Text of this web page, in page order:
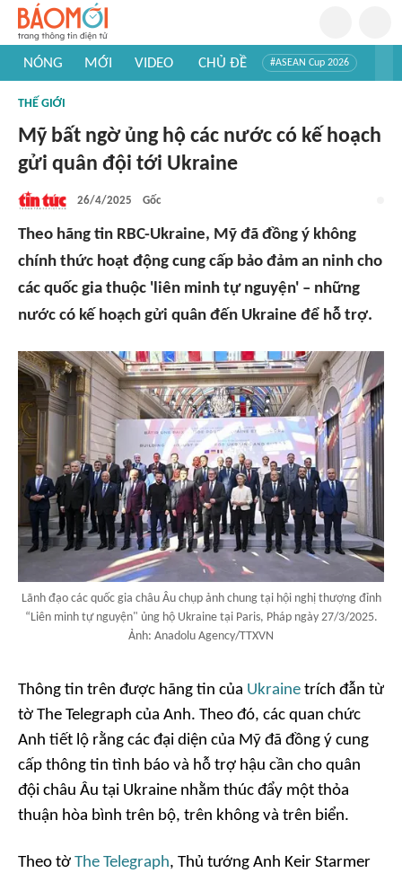
NÓNG MỚI VIDEO CHỦ ĐỀ #ASEAN Cup 2026
#Khám phá thế giới
THẾ GIỚI
Mỹ bất ngờ ủng hộ các nước có kế hoạch
gửi quân đội tới Ukraine
26/4/2025 Gốc
Theo hãng tin RBC-Ukraine, Mỹ đã đồng ý không
chính thức hoạt động cung cấp bảo đảm an ninh cho
các quốc gia thuộc 'liên minh tự nguyện' – những
nước có kế hoạch gửi quân đến Ukraine để hỗ trợ.
Lãnh đạo các quốc gia châu Âu chụp ảnh chung tại hội nghị thượng đỉnh
“Liên minh tự nguyện" ủng hộ Ukraine tại Paris, Pháp ngày 27/3/2025.
Ảnh: Anadolu Agency/TTXVN
Thông tin trên được hãng tin của Ukraine trích đẫn từ
tờ The Telegraph của Anh. Theo đó, các quan chức
Anh tiết lộ rằng các đại diện của Mỹ đã đồng ý cung
cấp thông tin tình báo và hỗ trợ hậu cần cho quân
đội châu Âu tại Ukraine nhằm thúc đẩy một thỏa
thuận hòa bình trên bộ, trên không và trên biển.
Theo tờ The Telegraph, Thủ tướng Anh Keir Starmer